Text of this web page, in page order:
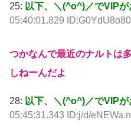
25: 以下、＼(^o^)／でVIP
05:40:01.829
つかなんで最近のナルトは
しねーんだよ
28: 以下、＼(^o^)／でVIP
05:45:31.343 ID:j/d/